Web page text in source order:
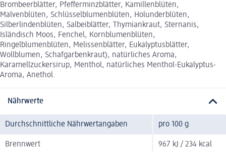
Brombeerblätter, Pfefferminzblätter, Kamillenblüten,
Malvenblüten, Schlüsselblumenblüten, Holunderblüten,
Silberlindenblüten, Salbeiblätter, Thymiankraut, Sternanis,
Isländisch Moos, Fenchel, Kornblumenblüten,
Ringelblumenblüten, Melissenblätter, Eukalyptusblätter,
Wollblumen, Schafgarbenkraut), natürliches Aroma,
Karamellzuckersirup, Menthol, natürliches Menthol-Eukalyptus-
Aroma, Anethol.
Nährwerte
Durchschnittliche Nährwertangaben pro 100 g
Brennwert 967 kJ / 234 kcal